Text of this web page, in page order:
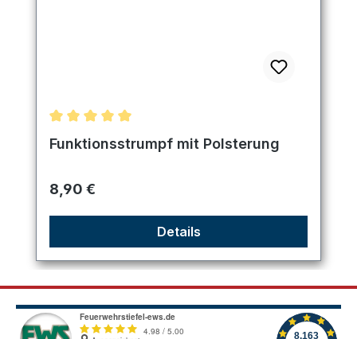
Durchschnittliche Bewertung von 5 von 5 Sternen
Funktionsstrumpf mit Polsterung
Regulärer Preis:
8,90 €
Details